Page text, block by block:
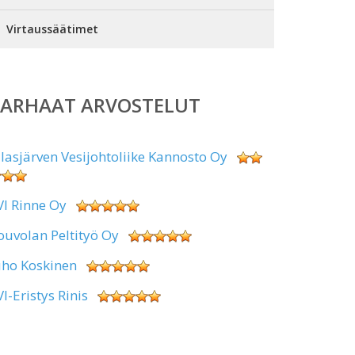
Virtaussäätimet
ARVOSTELUT
Vesijohtoliike Kannosto Oy
Rinne Oy
Peltityö Oy
Koskinen
Eristys Rinis